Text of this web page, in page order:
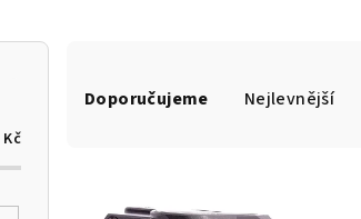
Kč
aDoporučujeme Nejlevnější